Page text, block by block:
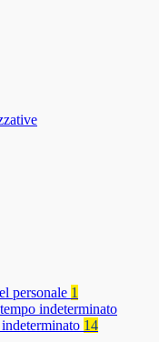
personale 1
indeterminato
14